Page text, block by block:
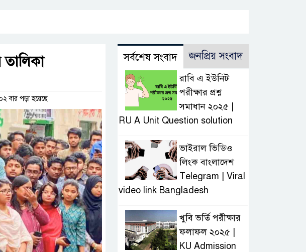
তালিকা
বার পড়া হয়েছে
সর্বশেষ সংবাদ জনপ্রিয় সংবাদ
রাবি এ ইউনিট
পরীক্ষার প্রশ্ন
সমাধান ২০২৫ |
RU A Unit Question solution
ভাইরাল ভিডিও
লিংক বাংলাদেশ
Telegram | Viral
video link Bangladesh
খুবি ভর্তি পরীক্ষার
ফলাফল ২০২৫ |
KU Admission